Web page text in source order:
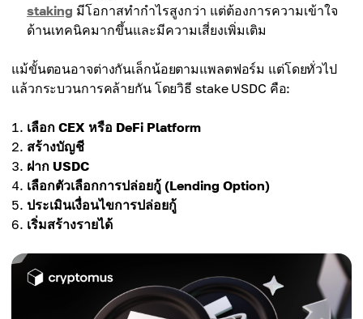
staking มีโอกาสทำกำไรสูงกว่า แต่ต้องการความเข้าใจ
ด้านเทคนิคมากขึ้นและมีความเสี่ยงเพิ่มเติม
แม้ขั้นตอนอาจต่างกันเล็กน้อยตามแพลตฟอร์ม แต่โดยทั่วไป
แล้วกระบวนการคล้ายกัน โดยวิธี stake USDC คือ:
เลือก CEX หรือ DeFi Platform
สร้างบัญชี
ฝาก USDC
เลือกตัวเลือกการปล่อยกู้ (Lending Option)
ประเมินเงื่อนไขการปล่อยกู้
เริ่มสร้างรายได้